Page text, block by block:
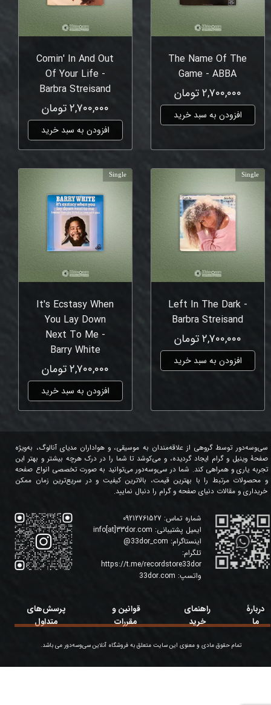
The Name Of The
Game - ABBA
۲,۷۰۰,۰۰۰ تومان
افزودن به سبد خرید
Comin' In And Out
Of Your Life -
Barbra Streisand
۲,۷۰۰,۰۰۰ تومان
افزودن به سبد خرید
Left In The Dark -
Barbra Streisand
۲,۷۰۰,۰۰۰ تومان
افزودن به سبد خرید
Single
It's Ecstasy When
You Lay Down
Next To Me -
Barry White
۲,۷۰۰,۰۰۰ تومان
افزودن به سبد خرید
Single
شماره تماس:
ایمیل پشتیبانی: info[at]33dor.com
اینستاگرام: 33dor_com
@
تلگرام:
https://t.me/recordstore33dor
واتسپ: 33dor.com
سی‌وسه‌دور توسط گروهی از علاقه‌مندان به موسیقی، و هواداران مدیای آنالوگ، به‌ویژه
صفحۀ وینیل و گرام ایجاد گردیده، و می‌کوشد تا شما را در درک هرچه بیشتر و بهتر این
تجربه یاری و همراهی کند. شما در سی‌وسه‌دور می‌توانید به صورت تخصصی انواع صفحه
و محصولات مرتبط را با بهترین قیمت، بالاترین کیفیت و در سریع‌ترین زمان ممکن
خریداری و مقالات دنیای صفحه و گرام را دنبال نمایید.
تمام حقوق مادی و معنوی این سایت متعلق به فروشگاه آنلاین سی‌وسه‌دور می باشد.
دربارۀ
ما
قوانین و
مقررات
پرسش‌های
متداول
راهنمای
خرید